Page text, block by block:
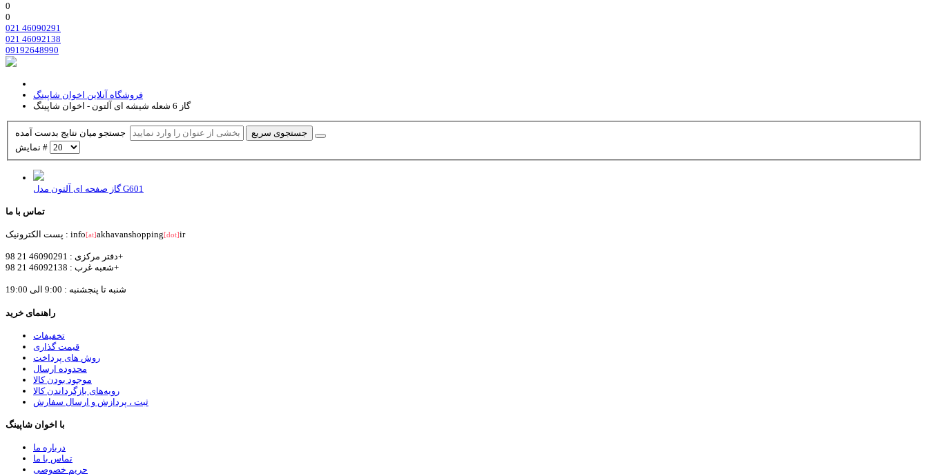
0
0
021 46090291
021 46092138
09192648990
فروشگاه آنلاین اخوان شاپینگ
گاز 6 شعله شیشه ای آلتون - اخوان شاپینگ
جستجوی سریع
نمایش #
گاز صفحه ای آلتون مدل G601
تماس با ما
پست الکترونیک : info[at]akhavanshopping[dot]ir
دفتر مرکزی : 46090291 21 98+
شعبه غرب : 46092138 21 98+
شنبه تا پنجشنبه : 9:00 الی 19:00
راهنمای خرید
تخفیفات
قیمت گذاری
روش های پرداخت
محدوده ارسال
موجود بودن کالا
رویه‌های بازگرداندن کالا
ثبت ، پردازش و ارسال سفارش
با اخوان شاپینگ
درباره ما
تماس با ما
حریم خصوصی